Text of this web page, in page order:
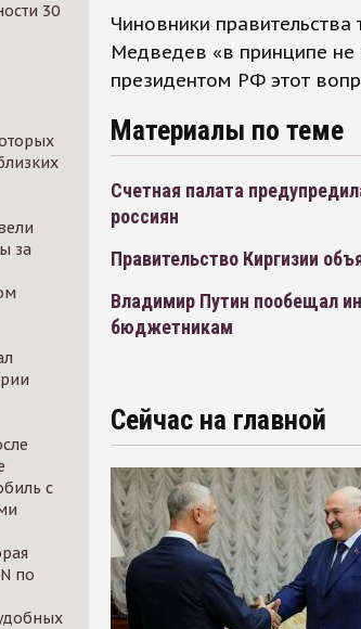
30
за
с
по
Чиновники
Медведев «в принципе не
президентом РФ этот
Материалы по теме
Счетная палата
россиян
Правительство Киргизии
Владимир Путин пообещал
бюджетникам
Сейчас на главной